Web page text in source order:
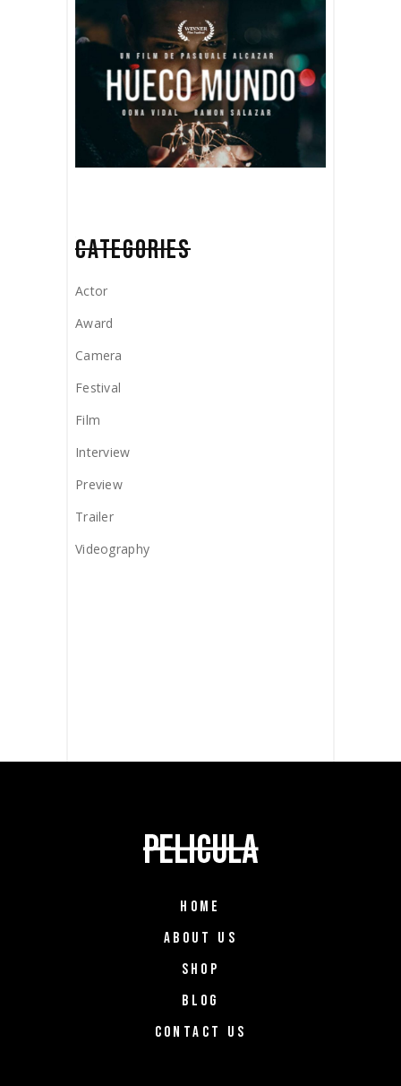
CATEGORIES
Actor
Award
Camera
Festival
Film
Interview
Preview
Trailer
Videography
HOME
ABOUT US
SHOP
BLOG
CONTACT US